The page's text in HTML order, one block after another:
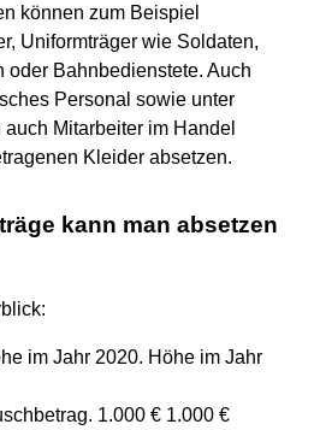
können zum Beispiel
Uniformträger wie Soldaten,
oder Bahnbedienstete. Auch
Personal sowie unter
Mitarbeiter im Handel
Kleider absetzen.
kann man absetzen
im Jahr 2020. Höhe im Jahr
1.000 € 1.000 €